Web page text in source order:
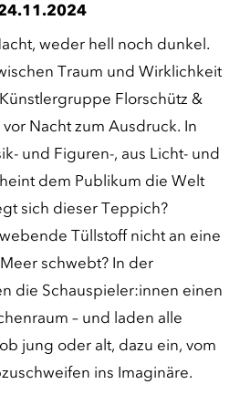
weder hell noch dunkel.
Traum und Wirklichkeit
Florschütz &
Nacht zum Ausdruck. In
und Figuren-, aus Licht- und
dem Publikum die Welt
sich dieser Teppich?
Tüllstoff nicht an eine
schwebt? In der
die Schauspieler:innen einen
– und laden alle
jung oder alt, dazu ein, vom
ins Imaginäre.